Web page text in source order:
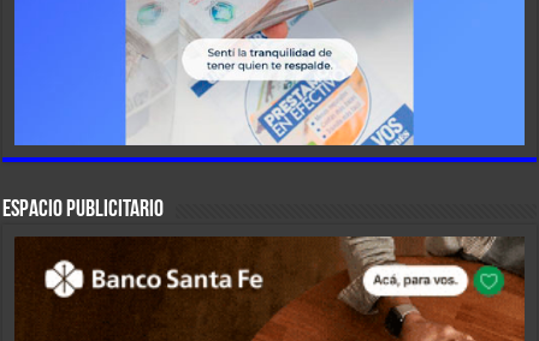
ESPACIO PUBLICITARIO